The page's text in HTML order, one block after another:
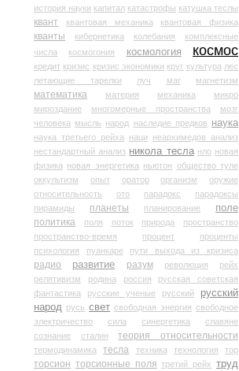
история науки капитал катастрофы катушка теслы
квант квантовая механика квантовая физика
кванты кибернетика колебания
комплексные
числа
космогония космология космос
кредит кризис кризис экономики круг культура лес
летающие тарелки
луч маг магнетизм
математика материя механика
микро
мироздание
многомерные пространства
мозг
человека мысль народ наследие предков наука
наука третьего рейха наци
неархимедов анализ
нестандартный анализ никола тесла нло новая
физика новая энергетика ньютон общество туле
оккультизм
опыт оратор организм
оружие
относительность
ото парадокс
парадоксы
пирамиды
планеты планирование
поле
политика
поля поток природа
пространство
пространство-время
процент
проценты
психология
пуанкаре пути выхода из кризиса
радио развитие разум революция
рейх
релятивизм
родина россия
русская советская
фантастика
русские ученые русский
русский
народ русь свет свободная энергия свободное
электричество
сила синергетика
славяне
сознание
сталин теория относительности
термодинамика тесла техника технология тор
торсион торсионные поля третий рейх труд